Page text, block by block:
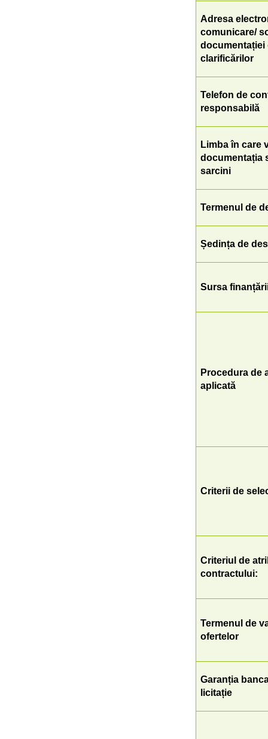
Adresa
comunicare/
documentației
clarificărilor
Telefon de
responsabilă
Limba în care
documentația
sarcini
Termenul de
Ședința de
Sursa
Procedura de
aplicată
Criterii de
Criteriul de
contractului:
Termenul de
ofertelor
Garanția
licitație